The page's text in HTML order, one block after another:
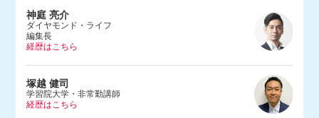
神庭 亮介
ダイヤモンド・ライフ
編集長
経歴はこちら
1983年、埼玉県生まれ。早稲田大学法学部を卒業後、2005年に朝日
新聞社入社。文化くらし報道部やデジタル編集部で記者をつとめ、2
015年にダンス営業規制問題を追った『ルポ風営法改正 踊れる国の
塚越 健司
学習院大学・非常勤講師
経歴はこちら